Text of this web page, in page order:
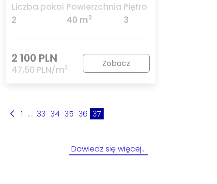
Liczba pokoi
2
Powierzchnia
40 m2
Piętro
3
2 100 PLN
47,50 PLN/m2 Zobacz
1 ... 33 34 35 36 37
Dowiedz się więcej…